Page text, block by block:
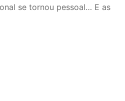
se tornou pessoal… E as